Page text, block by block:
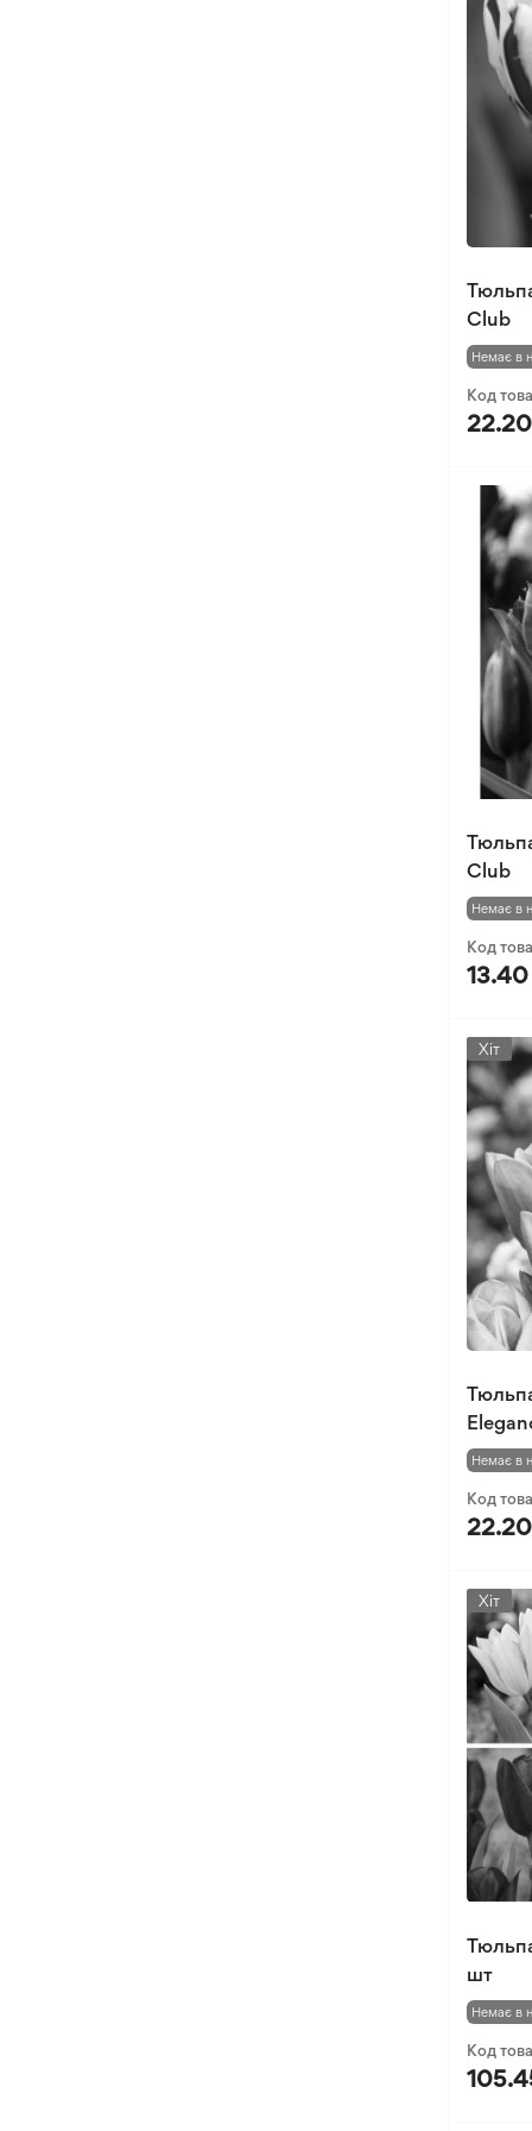
Club
Немає в
Код
Club
Немає в
Код
Хіт
Немає в
Код
Хіт
шт
Немає в
Код